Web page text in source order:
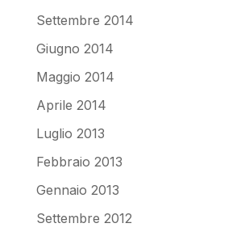
Settembre 2014
Giugno 2014
Maggio 2014
Aprile 2014
Luglio 2013
Febbraio 2013
Gennaio 2013
Settembre 2012